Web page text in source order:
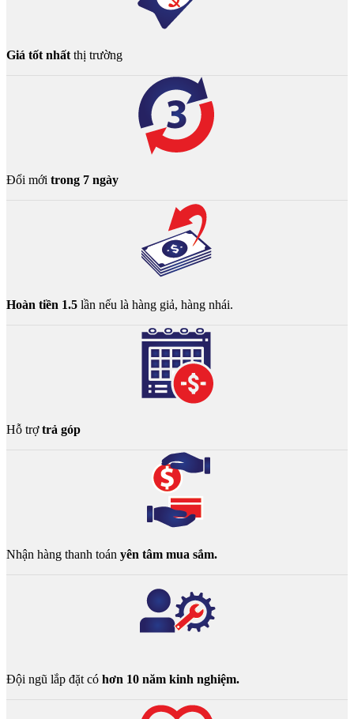
Giá tốt nhất thị trường
Đổi mới trong 7 ngày
Hoàn tiền 1.5 lần nếu là hàng giả, hàng nhái.
Hỗ trợtrả góp
Nhận hàng thanh toán yên tâm mua sắm.
Đội ngũ lắp đặt có hơn 10 năm kinh nghiệm.